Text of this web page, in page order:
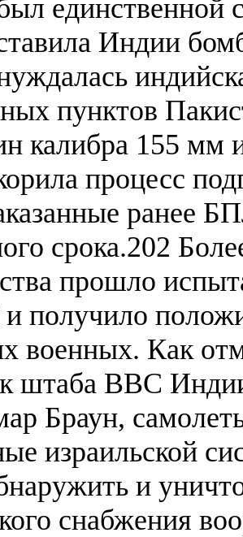
единственной
Индии
пунктов
калибра 155 мм
процесс
ранее
срока.202
прошло
и получило
военных. Как
штаба ВВС
Браун,
израильской
и
снабжения